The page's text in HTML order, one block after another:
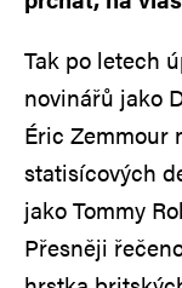
Tak po letech
novinářů jako
Éric Zemmour
statisícových
jako Tommy
Přesněji